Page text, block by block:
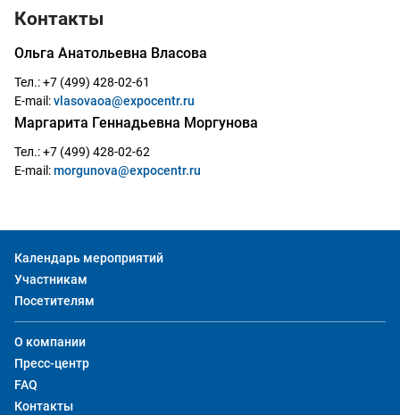
Контакты
Ольга Анатольевна Власова
Тел.:+7 (499) 428-02-61
E-mail :vlasovaoa@expocentr.ru
Маргарита Геннадьевна Моргунова
Тел.:+7 (499) 428-02-62
E-mail :morgunova@expocentr.ru
Календарь мероприятий
Участникам
Посетителям
О компании
Пресс-центр
FAQ
Контакты